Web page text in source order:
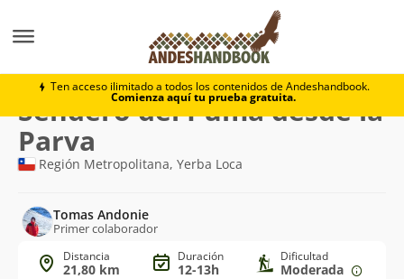
Ten acceso ilimitado a todos los contenidos de Andeshandbook.
Comienza aquí tu prueba gratuita.
Sendero del Puma desde la Parva
Ruta
de
trekking
Sendero del Puma desde la
Parva
Región Metropolitana, Yerba Loca
Tomas Andonie
Primer colaborador
Distancia
21,80 km
Duración
12-13h
Dificultad
Moderada